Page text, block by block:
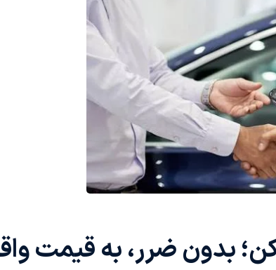
بدون ضرر، به قیمت